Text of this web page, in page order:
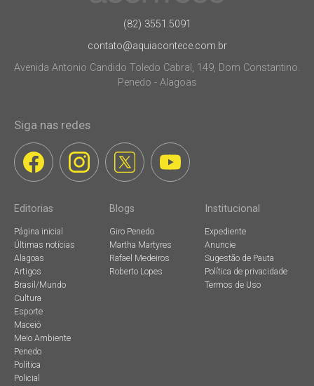
(82) 3551.5091
contato@aquiacontece.com.br
Avenida Antonio Candido Toledo Cabral, 149, Dom Constantino.
Penedo - Alagoas
Siga nas redes
Editorias
Página inicial
Últimas notícias
Alagoas
Artigos
Brasil/Mundo
Cultura
Esporte
Maceió
Meio Ambiente
Penedo
Política
Policial
Blogs
Giro Penedo
Martha Martyres
Rafael Medeiros
Roberto Lopes
Institucional
Expediente
Anuncie
Sugestão de Pauta
Política de privacidade
Termos de Uso